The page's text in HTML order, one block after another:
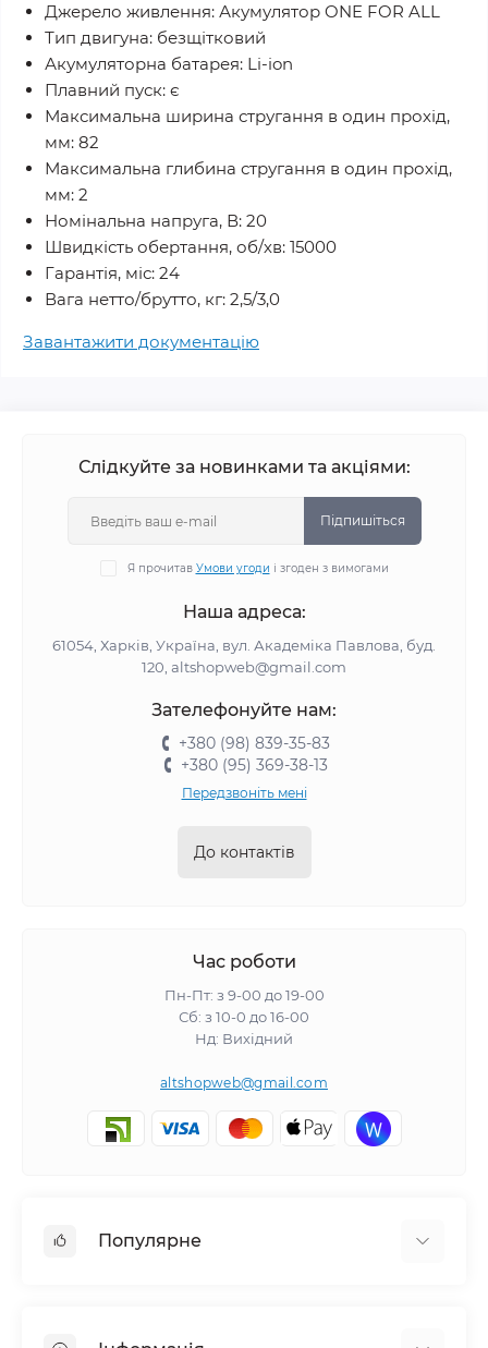
Джерело живлення: Акумулятор ONE FOR ALL
Тип двигуна: безщітковий
Акумуляторна батарея: Li-ion
Плавний пуск: є
Максимальна ширина стругання в один прохід,
мм: 82
Максимальна глибина стругання в один прохід,
мм: 2
Номінальна напруга, В: 20
Швидкість обертання, об/хв: 15000
Гарантія, міс: 24
Вага нетто/брутто, кг: 2,5/3,0
Завантажити документацію
Слідкуйте за новинками та акціями:
Підпишіться
Я прочитав Умови угоди і згоден з вимогами
Наша адреса:
61054, Харків, Україна, вул. Академіка Павлова, буд.
120, altshopweb@gmail.com
Зателефонуйте нам:
+380 (98) 839-35-83
+380 (95) 369-38-13
Передзвоніть мені
До контактів
Час роботи
Пн-Пт: з 9-00 до 19-00
Сб: з 10-0 до 16-00
Нд: Вихідний
altshopweb@gmail.com
Популярне